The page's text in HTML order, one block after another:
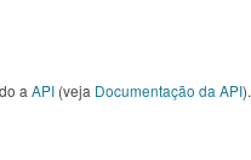
a API (veja Documentação da API).